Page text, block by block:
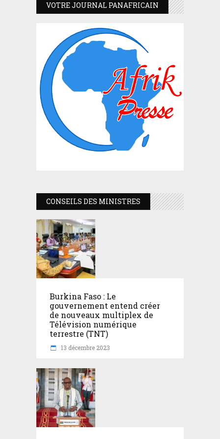
VOTRE JOURNAL PANAFRICAIN
CONSEILS DES MINISTRES
Burkina Faso : Le
gouvernement entend créer
de nouveaux multiplex de
Télévision numérique
terrestre (TNT)
13 décembre 2023